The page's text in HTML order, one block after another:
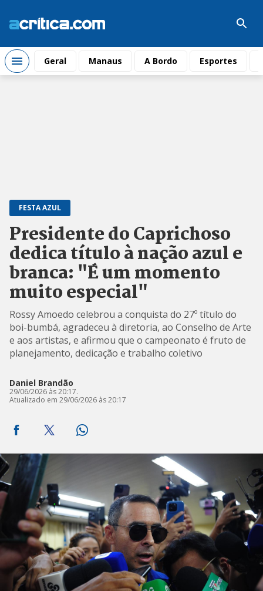
Geral Manaus A Bordo Esportes
FESTA AZUL
Presidente do Caprichoso
dedica título à nação azul e
branca: "É um momento
muito especial"
Rossy Amoedo celebrou a conquista do 27º título do
boi-bumbá, agradeceu à diretoria, ao Conselho de Arte
e aos artistas, e afirmou que o campeonato é fruto de
planejamento, dedicação e trabalho coletivo
Daniel Brandão
29/06/2026 às 20:17.
Atualizado em 29/06/2026 às 20:17